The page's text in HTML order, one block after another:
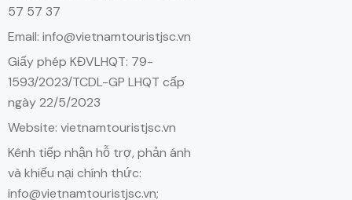
57 57 37
Email: info@vietnamtouristjsc.vn
Giấy phép KĐVLHQT: 79-
1593/2023/TCDL-GP LHQT cấp
ngày 22/5/2023
Website: vietnamtouristjsc.vn
Kênh tiếp nhận hỗ trợ, phản ánh
và khiếu nại chính thức:
info@vietnamtouristjsc.vn;